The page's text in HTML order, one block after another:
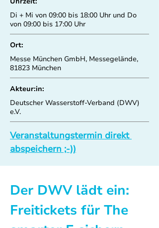
Di + Mi von 09:00 bis 18:00 Uhr und Do
von 09:00 bis 17:00 Uhr
Ort:
Messe München GmbH, Messegelände,
81823 München
Akteur:in:
Deutscher Wasserstoff-Verband (DWV)
e.V.
Veranstaltungstermin direkt
abspeichern ;-))
Der DWV lädt ein:
Freitickets für The